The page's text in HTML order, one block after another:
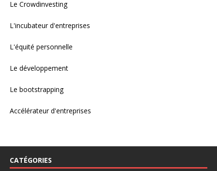
Le Crowdinvesting
L'incubateur d'entreprises
L'équité personnelle
Le développement
Le bootstrapping
Accélérateur d'entreprises
CATÉGORIES